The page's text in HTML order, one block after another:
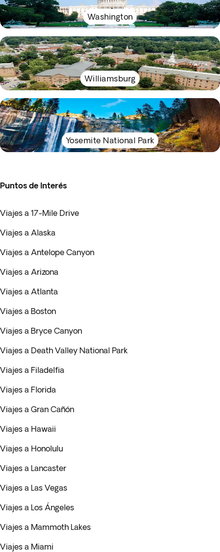
Washington
Williamsburg
Yosemite National Park
Puntos de Interés
Viajes a 17-Mile Drive
Viajes a Alaska
Viajes a Antelope Canyon
Viajes a Arizona
Viajes a Atlanta
Viajes a Boston
Viajes a Bryce Canyon
Viajes a Death Valley National Park
Viajes a Filadelfia
Viajes a Florida
Viajes a Gran Cañón
Viajes a Hawaii
Viajes a Honolulu
Viajes a Lancaster
Viajes a Las Vegas
Viajes a Los Ángeles
Viajes a Mammoth Lakes
Viajes a Miami